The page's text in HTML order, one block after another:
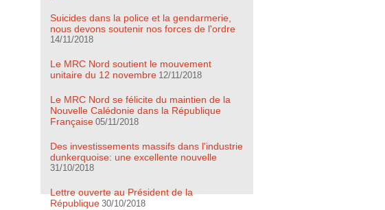
Suicides dans la police et la gendarmerie,
nous devons soutenir nos forces de l'ordre
14/11/2018
Le MRC Nord soutient le mouvement
unitaire du 12 novembre 12/11/2018
Le MRC Nord se félicite du maintien de la
Nouvelle Calédonie dans la République
Française 05/11/2018
Des investissements massifs dans l'industrie
dunkerquoise: une excellente nouvelle
31/10/2018
Lettre ouverte au Président de la
République 30/10/2018